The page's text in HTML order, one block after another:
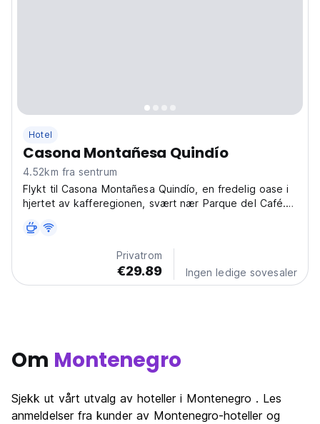
Hotel
Casona Montañesa Quindío
4.52km fra sentrum
Flykt til Casona Montañesa Quindío, en fredelig oase i
hjertet av kafferegionen, svært nær Parque del Café.
Montenegro, og venter på deg med åpne armer. Se
for deg at du våkner til lyden av fugler og lukten...
Privatrom
€29.89 Ingen ledige sovesaler
Om Montenegro
Sjekk ut vårt utvalg av hoteller i Montenegro . Les
anmeldelser fra kunder av Montenegro-hoteller og